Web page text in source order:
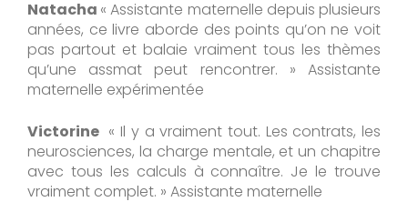
Natacha « Assistante maternelle depuis plusieurs
années, ce livre aborde des points qu’on ne voit
pas partout et balaie vraiment tous les thèmes
qu’une assmat peut rencontrer. » Assistante
maternelle expérimentée
Victorine « Il y a vraiment tout. Les contrats, les
neurosciences, la charge mentale, et un chapitre
avec tous les calculs à connaître. Je le trouve
vraiment complet. » Assistante maternelle